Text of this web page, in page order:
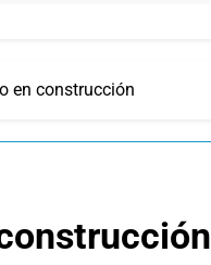
en construcción